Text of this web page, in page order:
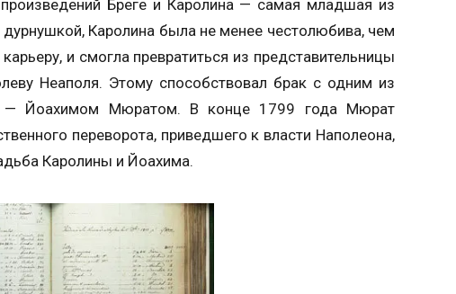
Бреге и Каролина — самая младшая из
дурнушкой, Каролина была не менее честолюбива, чем
и смогла превратиться из представительницы
Неаполя. Этому способствовал брак с одним из
— Йоахимом Мюратом. В конце 1799 года Мюрат
переворота, приведшего к власти Наполеона,
Каролины и Йоахима.